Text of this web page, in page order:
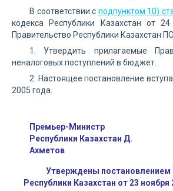
В соответствии с подпунктом 10)
кодекса Республики Казахстан от
Правительство Республики Казахстан
1. Утвердить прилагаемые
неналоговых поступлений в бюджет.
2. Настоящее постановление
2005 года.
Премьер-Министр
Республики Казахстан Д.
Ахметов
Утверждены постановлением
Республики Казахстан от 23